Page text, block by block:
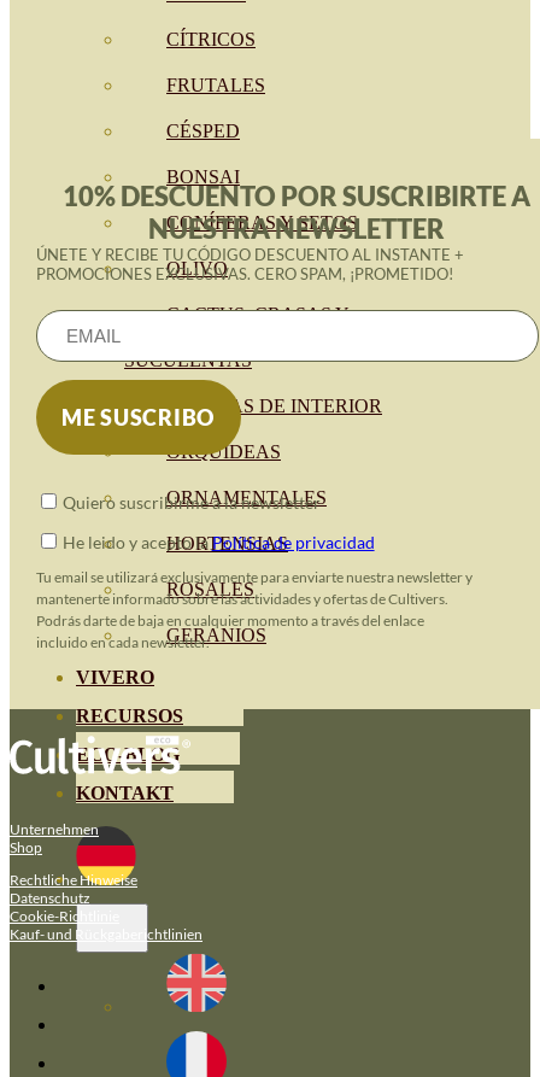
CÍTRICOS
FRUTALES
CÉSPED
BONSAI
CONÍFERAS Y SETOS
OLIVO
CACTUS, CRASAS Y
SUCULENTAS
PLANTAS DE INTERIOR
ORQUIDEAS
ORNAMENTALES
HORTENSIAS
ROSALES
GERANIOS
VIVERO
RECURSOS
ECO-BLOG
KONTAKT
10% DESCUENTO POR SUSCRIBIRTE A
NUESTRA NEWSLETTER
ÚNETE Y RECIBE TU CÓDIGO DESCUENTO AL INSTANTE +
PROMOCIONES EXCLUSIVAS. CERO SPAM, ¡PROMETIDO!
Quiero suscribirme a la newsletter
He leido y acepto laPolítica de privacidad
Tu email se utilizará exclusivamente para enviarte nuestra newsletter y
mantenerte informado sobre las actividades y ofertas de Cultivers.
Podrás darte de baja en cualquier momento a través del enlace
incluido en cada newsletter.
Unternehmen
Shop
Rechtliche Hinweise
Datenschutz
Cookie-Richtlinie
Kauf- und Rückgaberichtlinien